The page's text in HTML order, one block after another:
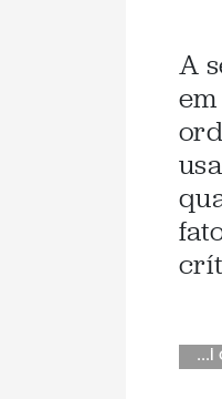
A
...i